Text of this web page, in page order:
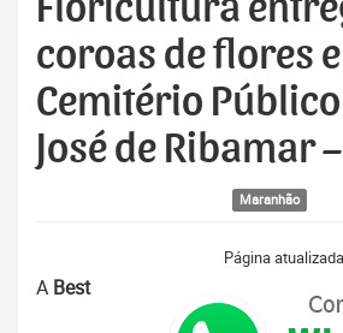
Floricultura
coroas de flores
Cemitério Público
José de Ribamar
Maranhão
Página
A Best